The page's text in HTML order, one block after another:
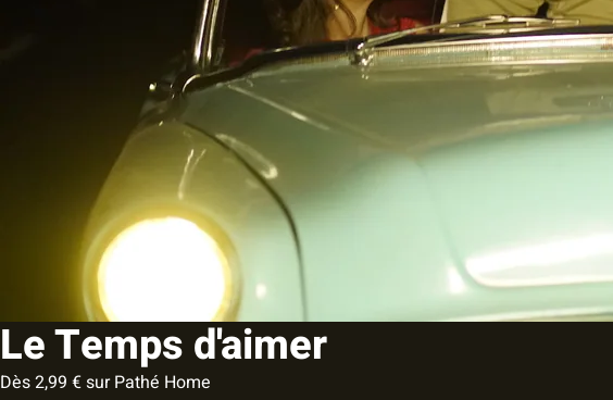
Le Temps d'aimer
Dès 2,99 € sur Pathé Home